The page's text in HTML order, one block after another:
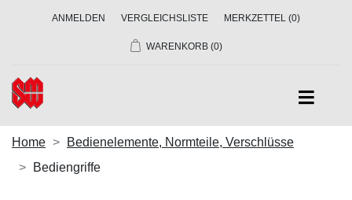
ANMELDEN VERGLEICHSLISTE MERKZETTEL (0)
WARENKORB (0)
Home
Bedienelemente, Normteile, Verschlüsse
Bediengriffe